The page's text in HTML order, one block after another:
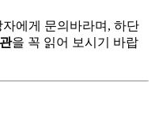
에게 문의바라며, 하단
을 꼭 읽어 보시기 바랍